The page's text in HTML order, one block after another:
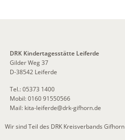
DRK Kindertagesstätte Leiferde
Gilder Weg 37
D-38542 Leiferde
Tel.: 05373 1400
Mobil: 0160 91550566
Mail: kita-leiferde@drk-gifhorn.de
Wir sind Teil des DRK Kreisverbands Gifhorn